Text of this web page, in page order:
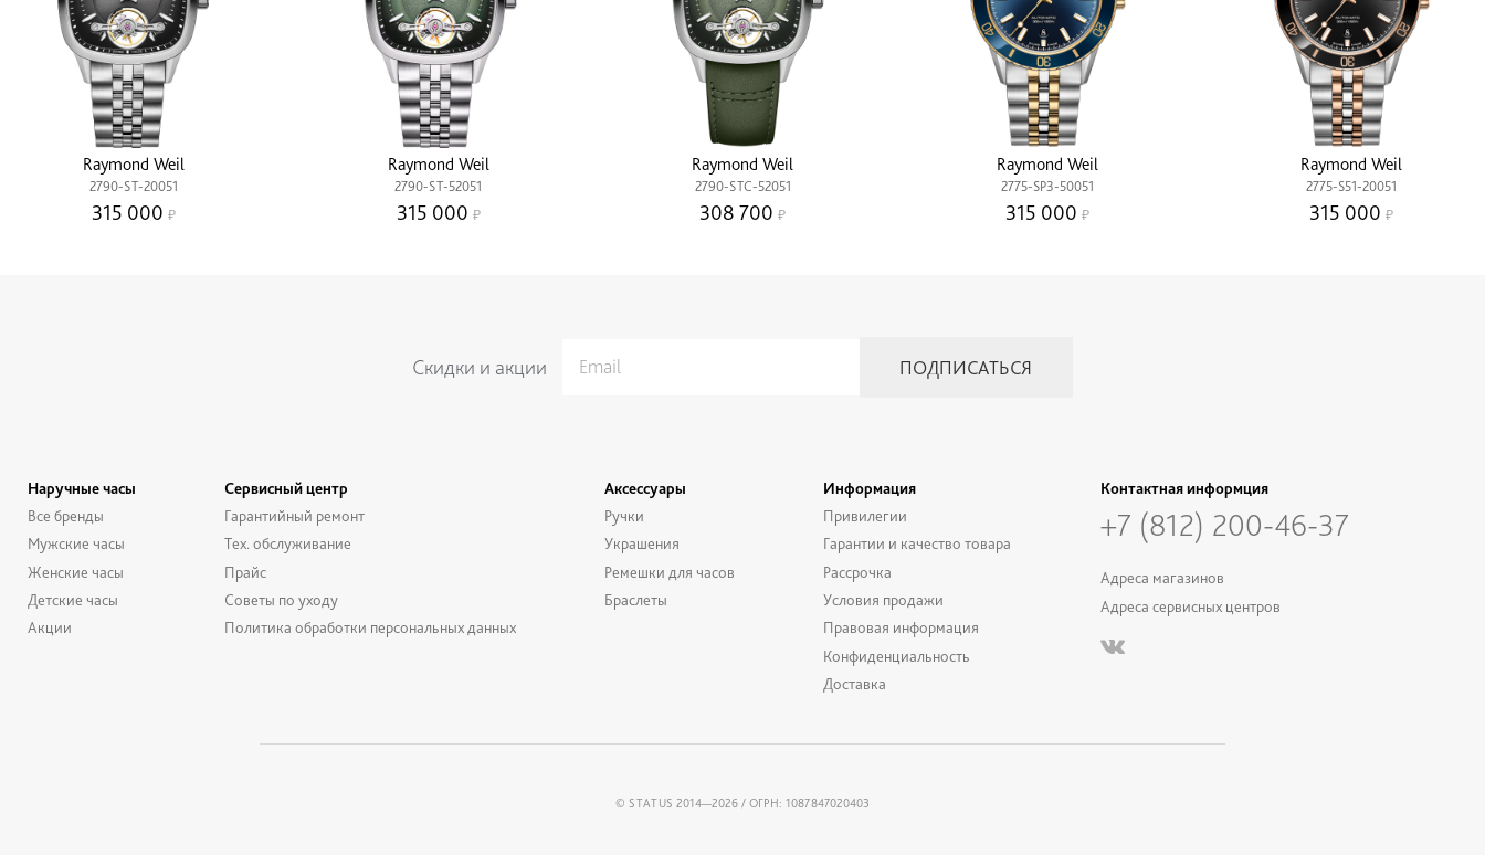
Raymond Weil
2790-ST-20051
315 000
Raymond Weil
2790-ST-52051
315 000
Raymond Weil
2790-STC-52051
308 700
Raymond Weil
2775-SP3-50051
315 000
Raymond Weil
2775-S51-20051
315 000
Скидки и акции
Наручные часы
Все бренды
Мужские часы
Женские часы
Детские часы
Акции
Сервисный центр
Гарантийный ремонт
Тех. обслуживание
Прайс
Советы по уходу
Политика обработки персональных данных
Аксессуары
Ручки
Украшения
Ремешки для часов
Браслеты
Информация
Привилегии
Гарантии и качество товара
Рассрочка
Условия продажи
Правовая информация
Конфиденциальность
Доставка
Контактная информция
+7 (812) 200-46-37
Адреса магазинов
Адреса сервисных центров
© STATUS 2014—2026 / ОГРН: 1087847020403